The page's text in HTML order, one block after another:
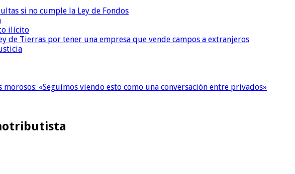
si no cumple la Ley de Fondos
ilícito
de Tierras por tener una empresa que vende campos a extranjeros
«Seguimos viendo esto como una conversación entre privados»